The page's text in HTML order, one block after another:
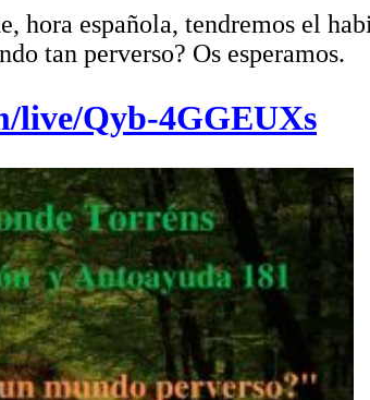
española, tendremos el
tan perverso? Os esperamos.
live/Qyb-4GGEUXs